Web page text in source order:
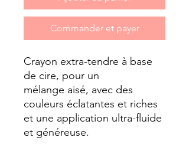
Commander et payer
Crayon extra-tendre à base
de cire, pour un
mélange aisé, avec des
couleurs éclatantes et riches
et une application ultra-fluide
et généreuse.